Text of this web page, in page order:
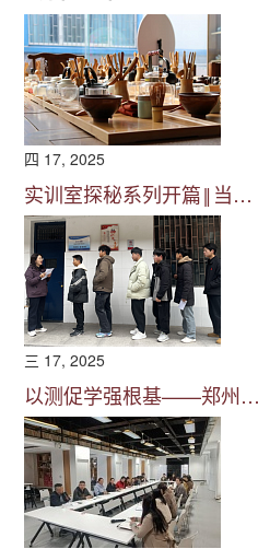
四 17, 2025
实训室探秘系列开篇‖当…
三 17, 2025
以测促学强根基——郑州…